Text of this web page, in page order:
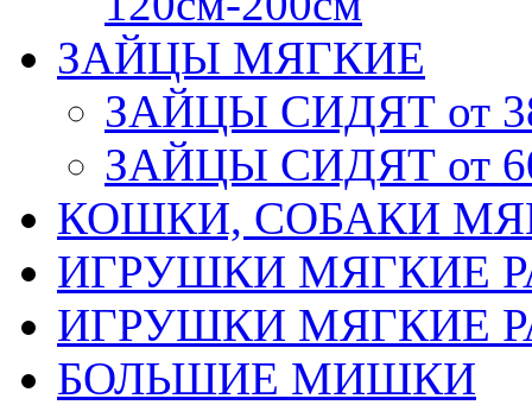
ЗАЙЦЫ МЯГКИЕ
ЗАЙЦЫ СИДЯТ от
ЗАЙЦЫ СИДЯТ от
КОШКИ, СОБАКИ
ИГРУШКИ МЯГКИЕ
ИГРУШКИ МЯГКИЕ
БОЛЬШИЕ МИШКИ